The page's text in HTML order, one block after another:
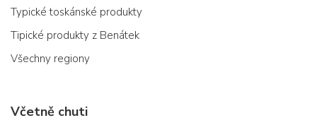
Typické toskánské produkty
Tipické produkty z Benátek
Všechny regiony
Včetně chuti